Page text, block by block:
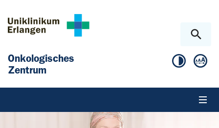
Onkologisches
Zentrum